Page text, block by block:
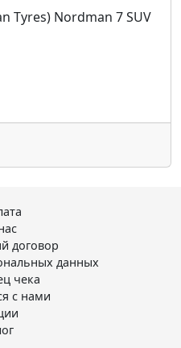
Tyres) Nordman 7 SUV
договор
данных
чека
с нами